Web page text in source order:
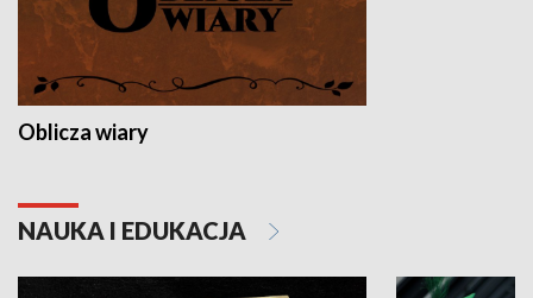
Oblicza wiary
NAUKA I EDUKACJA